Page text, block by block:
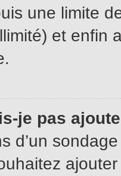
une limite
et enfin
je pas
d’un